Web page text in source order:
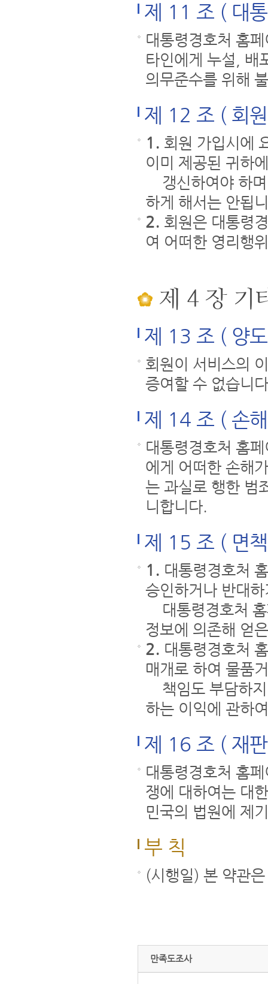
제 11 조 ( 대
대통령경호처 홈
타인에게 누설, 배
의무준수를 위해
제 12 조 ( 회
1. 회원 가입시에
이미 제공된 귀하
갱신하여야 하며
하게 해서는 안됩
2. 회원은 대통령
여 어떠한 영리행
제 4 장 기
제 13 조 ( 양
회원이 서비스의
증여할 수 없습니
제 14 조 ( 손
대통령경호처 홈
에게 어떠한 손해
는 과실로 행한 범
니합니다.
제 15 조 ( 면
1. 대통령경호처
승인하거나 반대
대통령경호처 홈
정보에 의존해 얻
2. 대통령경호처
매개로 하여 물품
책임도 부담하지
하는 이익에 관하
제 16 조 ( 재
대통령경호처 홈
쟁에 대하여는 대
민국의 법원에 제
부 칙
(시행일) 본 약관
만족도조사